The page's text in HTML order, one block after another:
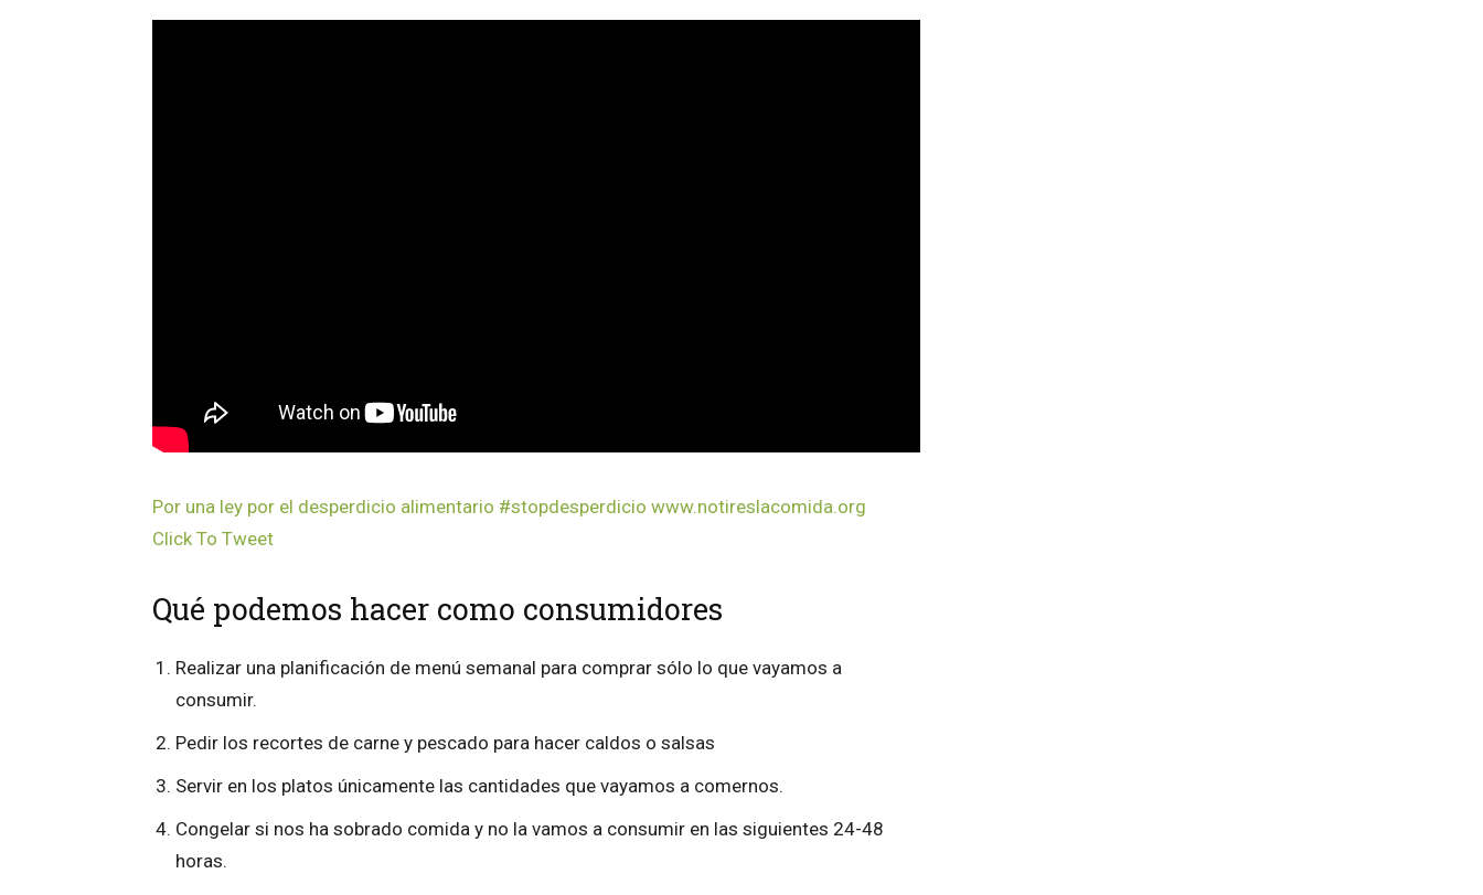
Por una ley por el desperdicio alimentario #stopdesperdicio www.notireslacomida.org
Click To Tweet
Qué podemos hacer como consumidores
Realizar una planificación de menú semanal para comprar sólo lo que vayamos a
consumir.
Pedir los recortes de carne y pescado para hacer caldos o salsas
Servir en los platos únicamente las cantidades que vayamos a comernos.
Congelar si nos ha sobrado comida y no la vamos a consumir en las siguientes 24-48
horas.